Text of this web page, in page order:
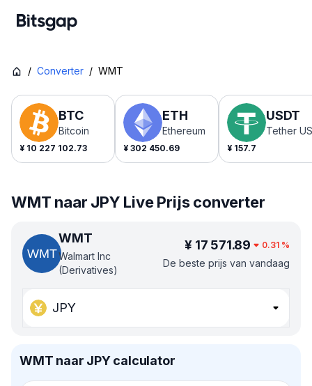
/ Converter / WMT
BTC
Bitcoin
¥ 10 227 102.73
ETH
Ethereum
¥ 302 450.69
USDT
Tether
¥ 157.7
WMT naar JPY Live Prijs converter
WMT
Walmart Inc
(Derivatives)
¥ 17 571.89 0.31 %
De beste prijs van vandaag
JPY
WMT naar JPY calculator